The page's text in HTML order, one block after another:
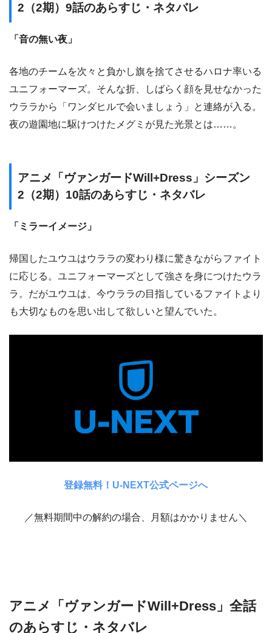
2（2期）9話のあらすじ・ネタバレ
「音の無い夜」
各地のチームを次々と負かし旗を捨てさせるハロナ率いる
ユニフォーマーズ。そんな折、しばらく顔を見せなかった
ウララから「ワンダヒルで会いましょう」と連絡が入る。
夜の遊園地に駆けつけたメグミが見た光景とは……。
アニメ「ヴァンガードWill+Dress」シーズン
2（2期）10話のあらすじ・ネタバレ
「ミラーイメージ」
帰国したユウユはウララの変わり様に驚きながらファイト
に応じる。ユニフォーマーズとして強さを身につけたウラ
ラ。だがユウユは、今ウララの目指しているファイトより
も大切なものを思い出して欲しいと望んでいた。
登録無料！U-NEXT公式ページへ
／無料期間中の解約の場合、月額はかかりません＼
アニメ「ヴァンガードWill+Dress」全話
のあらすじ・ネタバレ